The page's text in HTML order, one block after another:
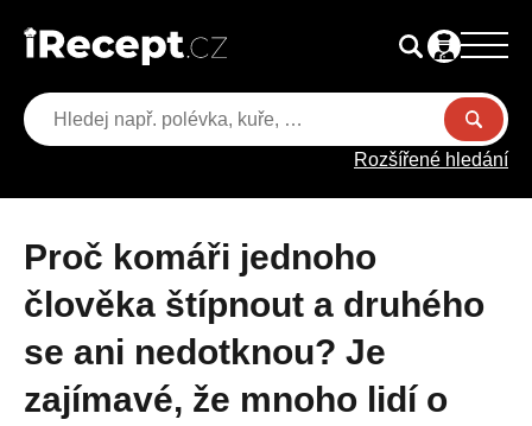
Rozšířené hledání
Proč komáři jednoho
člověka štípnout a druhého
se ani nedotknou? Je
zajímavé, že mnoho lidí o